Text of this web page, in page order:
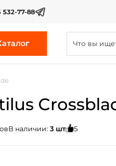
532-77-88
В наличии: 3 шт 5